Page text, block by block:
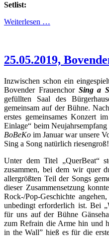
Setlist:
Weiterlesen …
25.05.2019,
Inzwischen schon ein
Bovender Frauenchor Sing a
gefüllten Saal des
gemeinsam auf der Bühne.
erstes gemeinsames Konzert
Einlage“ beim
BoBeKo im Januar war unsere
Sing a Song natürlich riesengroß!
Unter dem Titel „QuerBeat“
zusammen, bei dem wir quer
allergrößten Teil der Songs
dieser Zusammensetzung
Rock-/Pop-Geschichte
unbedingt erforderlich ist. Bei
für uns auf der Bühne
zum Refrain die Arme hin und
in the Wall” hieß es für die